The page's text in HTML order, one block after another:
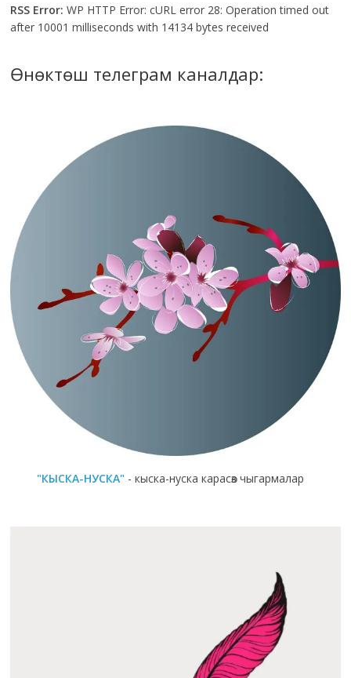
RSS Error: WP HTTP Error: cURL error 28: Operation timed out
after 10001 milliseconds with 14134 bytes received
Өнөктөш телеграм каналдар:
"КЫСКА-НУСКА" - кыска-нуска карасөз чыгармалар